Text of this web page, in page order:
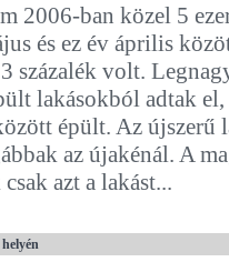
2006-ban közel 5
és ez év április
százalék volt.
lakásokból adtak
épült. Az
az újakénál. A
azt a lakást...